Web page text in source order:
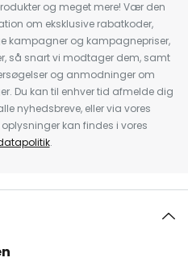
og meget mere! Vær den
om eksklusive rabatkoder,
kampagner og kampagnepriser,
så snart vi modtager dem, samt
og anmodninger om
Du kan til enhver tid afmelde dig
nyhedsbreve, eller via vores
oplysninger kan findes i vores
.